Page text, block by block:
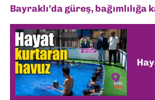
Bayraklı’da güreş, bağımlılığa